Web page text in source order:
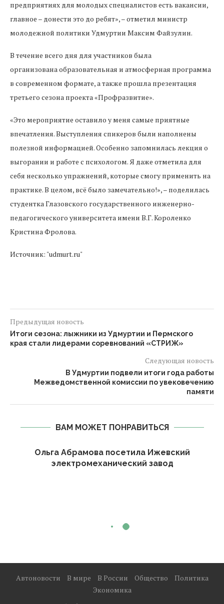
предприятиях для молодых специалистов есть вакансии,
главное – донести это до ребят», – отметил министр
молодежной политики Удмуртии Максим Файзулин.
В течение всего дня для участников была
организована образовательная и атмосферная программа
в современном формате, а также прошла презентация
третьего сезона проекта «Профразвитие».
«Это мероприятие оставило у меня самые приятные
впечатления. Выступления спикеров были наполнены
полезной информацией. Особенно запомнилась лекция о
выгорании и работе с психологом. Я даже отметила для
себя несколько упражнений, которые смогу применить на
практике. В целом, всё было замечательно!», – поделилась
студентка Глазовского государственного инженерно-
педагогического университета имени В.Г. Короленко
Кристина Фролова.
Источник: "udmurt.ru"
Предыдущая новость
Итоги сезона: лыжники из Удмуртии и Пермского
края стали лидерами соревнований «СТРИЖ»
Следующая новость
В Удмуртии подвели итоги года работы
Межведомственной комиссии по увековечению
памяти
ВАМ МОЖЕТ ПОНРАВИТЬСЯ
Ольга Абрамова посетила Ижевский
электромеханический завод
Автоновости В мире В России Общество
Политика
Экономика